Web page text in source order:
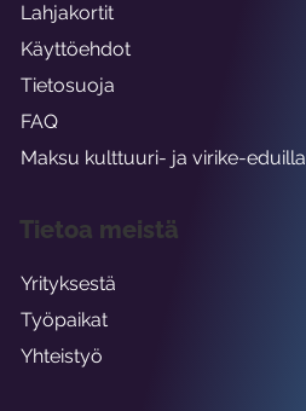
Lahjakortit
Käyttöehdot
Tietosuoja
FAQ
Maksu kulttuuri- ja virike-eduilla
Tietoa meistä
Yrityksestä
Työpaikat
Yhteistyö